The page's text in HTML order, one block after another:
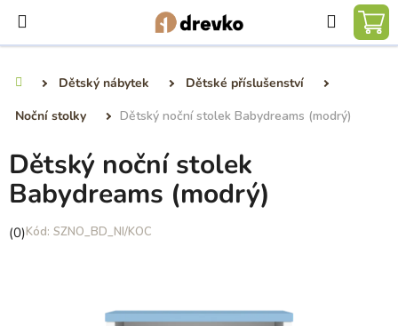
obsah
Hledat
Dětský nábytek
Dětské příslušenství
Noční stolky
Dětský noční stolek Babydreams (modrý)
Dětský noční stolek
Babydreams (modrý)
Průměrné
(0) SZNO_BD_NI/KOC